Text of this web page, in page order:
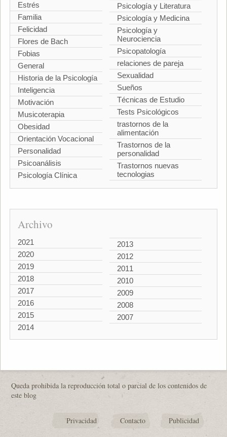
Estrés
Familia
Felicidad
Flores de Bach
Fobias
General
Historia de la Psicología
Inteligencia
Motivación
Musicoterapia
Obesidad
Orientación Vocacional
Personalidad
Psicoanálisis
Psicología Clínica
Psicología y Literatura
Psicología y Medicina
Psicología y
Neurociencia
Psicopatología
relaciones de pareja
Sexualidad
Sueños
Técnicas de Estudio
Tests Psicológicos
trastornos de la
alimentación
Trastornos de la
personalidad
Trastornos nuevas
tecnologias
Archivo
2021
2020
2019
2018
2017
2016
2015
2014
2013
2012
2011
2010
2009
2008
2007
Queda prohibida la reproducción total o parcial de los contenidos de
este blog
Privacidad Contacto Publicidad